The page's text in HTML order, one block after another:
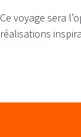
Ce voyage sera
réalisations